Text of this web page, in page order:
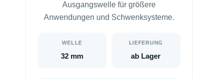
Ausgangswelle für größere
Anwendungen und Schwenksysteme.
WELLE
32 mm
LIEFERUNG
ab Lager